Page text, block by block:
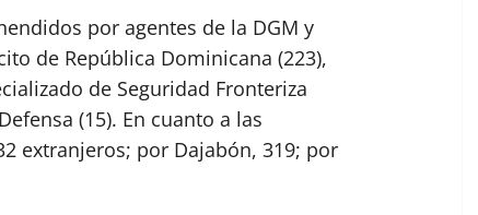
por agentes de la DGM y
de República Dominicana (223),
de Seguridad Fronteriza
(15). En cuanto a las
extranjeros; por Dajabón, 319; por